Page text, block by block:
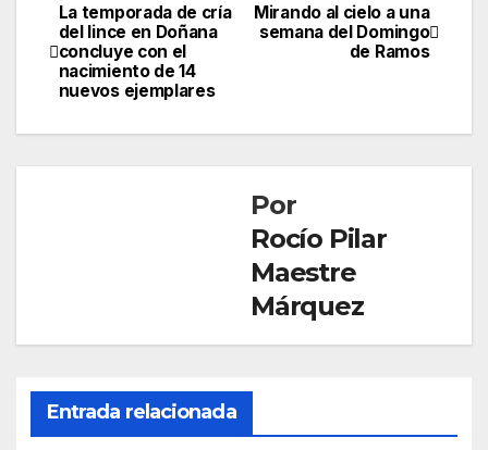
Navegación
de
entradas
Mirando al cielo a una
semana del Domingo
de Ramos
La temporada de cría
del lince en Doñana
concluye con el
nacimiento de 14
nuevos ejemplares
Por
Rocío Pilar
Maestre
Márquez
Entrada relacionada
SOCIEDAD
Mue